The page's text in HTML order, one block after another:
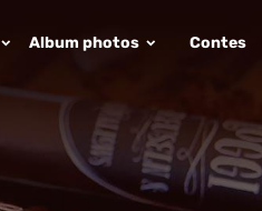
Album photos Contes